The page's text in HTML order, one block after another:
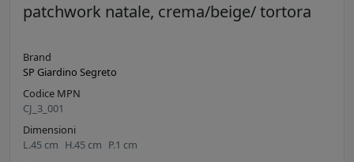
patchwork natale, crema/beige/ tortora
Brand
SP Giardino Segreto
Codice MPN
CJ_3_001
Dimensioni
L.45 cm H.45 cm P.1 cm